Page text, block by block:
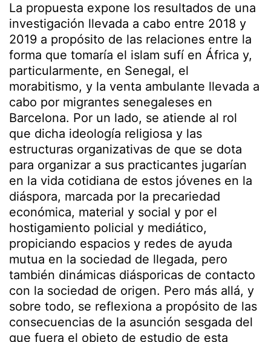
La propuesta expone los resultados de una
investigación llevada a cabo entre 2018 y
2019 a propósito de las relaciones entre la
forma que tomaría el islam sufí en África y,
particularmente, en Senegal, el
morabitismo, y la venta ambulante llevada a
cabo por migrantes senegaleses en
Barcelona. Por un lado, se atiende al rol
que dicha ideología religiosa y las
estructuras organizativas de que se dota
para organizar a sus practicantes jugarían
en la vida cotidiana de estos jóvenes en la
diáspora, marcada por la precariedad
económica, material y social y por el
hostigamiento policial y mediático,
propiciando espacios y redes de ayuda
mutua en la sociedad de llegada, pero
también dinámicas diásporicas de contacto
con la sociedad de origen. Pero más allá, y
sobre todo, se reflexiona a propósito de las
consecuencias de la asunción sesgada del
que fuera el objeto de estudio de esta